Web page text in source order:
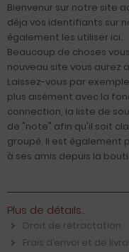
Bienvenur sur notre site
déja vos identifiants sur
également les utiliser ici.
Beaucoup de choses
nouveau site vous aurez
Laissez-vous par
plus aisément avec la
connection, la liste de
de "note" afin qu'il soit
groupé. Il est également
à ses amis depuis la
Plus de détails..
Droit de rétractation
Frais d′envoi et de